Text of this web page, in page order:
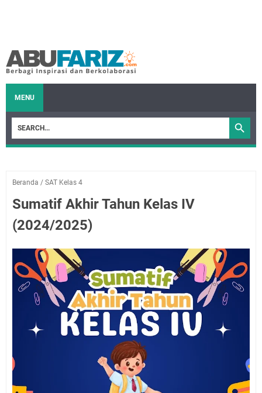
MENU
Beranda / SAT Kelas 4
Sumatif Akhir Tahun Kelas IV
(2024/2025)